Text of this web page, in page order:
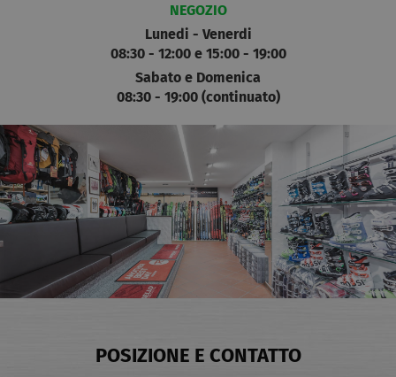
NEGOZIO
Lunedi - Venerdi
08:30 - 12:00 e 15:00 - 19:00
Sabato e Domenica
08:30 - 19:00 (continuato)
POSIZIONE E CONTATTO